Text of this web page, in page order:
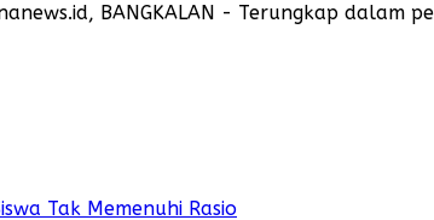
BANGKALAN - Terungkap dalam